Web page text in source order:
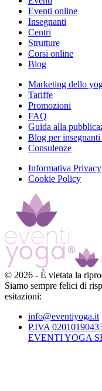
Eventi online
Insegnanti
Centri
Strutture
Corsi online
Blog
Marketing dello
Tariffe
Promozioni
FAQ
Guida alla
Blog per insegnanti
Consulenze
Informativa Privacy
Cookie Policy
© 2026 - È vietata la
Siamo sempre felici di
esitazioni:
info@eventiyoga.it
P.IVA
EVENTI YOGA